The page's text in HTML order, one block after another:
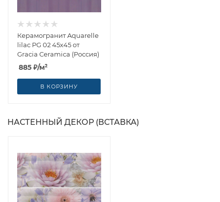
Керамогранит Aquarelle
lilac PG 02 45x45 от
Gracia Ceramica (Россия)
885 ₽/м²
В КОРЗИНУ
НАСТЕННЫЙ ДЕКОР (ВСТАВКА)